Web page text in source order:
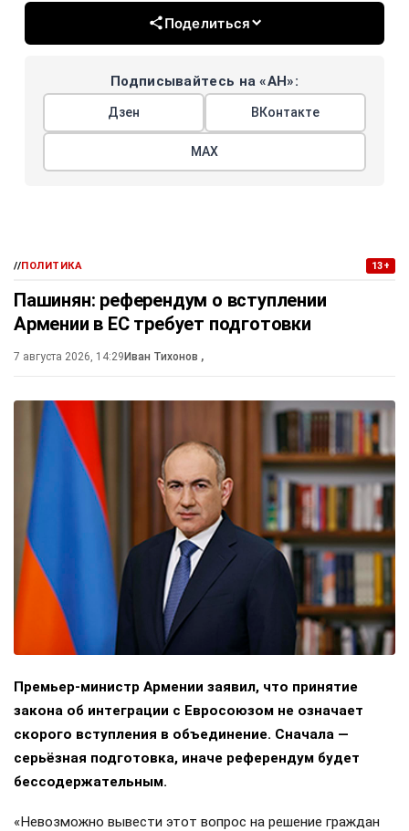
Поделиться
Подписывайтесь на «АН»:
Дзен ВКонтакте
МАХ
//ПОЛИТИКА 13+
Пашинян: референдум о вступлении
Армении в ЕС требует подготовки
7 августа 2026, 14:29 Иван Тихонов ,
Премьер-министр Армении заявил, что принятие
закона об интеграции с Евросоюзом не означает
скорого вступления в объединение. Сначала —
серьёзная подготовка, иначе референдум будет
бессодержательным.
«Невозможно вывести этот вопрос на решение граждан